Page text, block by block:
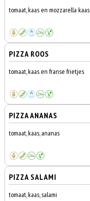
tomaat, kaas en mozzarella kaas
PIZZA ROOS
tomaat, kaas en franse frietjes
PIZZA ANANAS
tomaat, kaas, ananas
PIZZA SALAMI
tomaat, kaas, salami